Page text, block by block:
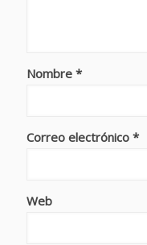
Nombre *
Correo electrónico *
Web